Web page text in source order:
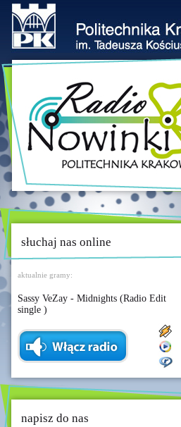
słuchaj nas online
aktualnie gramy:
Sassy VeZay - Midnights (Radio Edit
single )
napisz do nas